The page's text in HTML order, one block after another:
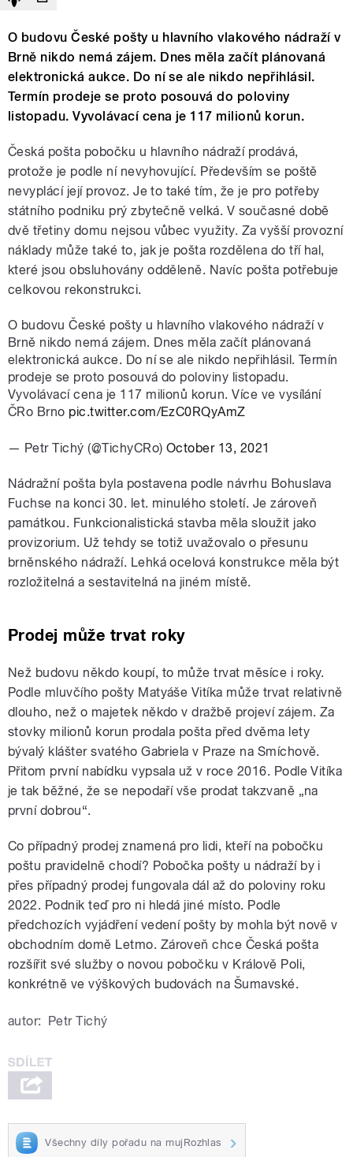
O budovu České pošty u hlavního vlakového nádraží v
Brně nikdo nemá zájem. Dnes měla začít plánovaná
elektronická aukce. Do ní se ale nikdo nepřihlásil.
Termín prodeje se proto posouvá do poloviny
listopadu. Vyvolávací cena je 117 milionů korun.
Česká pošta pobočku u hlavního nádraží prodává,
protože je podle ní nevyhovující. Především se poště
nevyplácí její provoz. Je to také tím, že je pro potřeby
státního podniku prý zbytečně velká. V současné době
dvě třetiny domu nejsou vůbec využity. Za vyšší provozní
náklady může také to, jak je pošta rozdělena do tří hal,
které jsou obsluhovány odděleně. Navíc pošta potřebuje
celkovou rekonstrukci.
O budovu České pošty u hlavního vlakového nádraží v
Brně nikdo nemá zájem. Dnes měla začít plánovaná
elektronická aukce. Do ní se ale nikdo nepřihlásil. Termín
prodeje se proto posouvá do poloviny listopadu.
Vyvolávací cena je 117 milionů korun. Více ve vysílání
ČRo Brno pic.twitter.com/EzC0RQyAmZ
— Petr Tichý (@TichyCRo) October 13, 2021
Nádražní pošta byla postavena podle návrhu Bohuslava
Fuchse na konci 30. let. minulého století. Je zároveň
památkou. Funkcionalistická stavba měla sloužit jako
provizorium. Už tehdy se totiž uvažovalo o přesunu
brněnského nádraží. Lehká ocelová konstrukce měla být
rozložitelná a sestavitelná na jiném místě.
Prodej může trvat roky
Než budovu někdo koupí, to může trvat měsíce i roky.
Podle mluvčího pošty Matyáše Vitíka může trvat relativně
dlouho, než o majetek někdo v dražbě projeví zájem. Za
stovky milionů korun prodala pošta před dvěma lety
bývalý klášter svatého Gabriela v Praze na Smíchově.
Přitom první nabídku vypsala už v roce 2016. Podle Vitíka
je tak běžné, že se nepodaří vše prodat takzvaně „na
první dobrou“.
Co případný prodej znamená pro lidi, kteří na pobočku
poštu pravidelně chodí? Pobočka pošty u nádraží by i
přes případný prodej fungovala dál až do poloviny roku
2022. Podnik teď pro ni hledá jiné místo. Podle
předchozích vyjádření vedení pošty by mohla být nově v
obchodním domě Letmo. Zároveň chce Česká pošta
rozšířit své služby o novou pobočku v Králově Poli,
konkrétně ve výškových budovách na Šumavské.
autor: Petr Tichý
Všechny díly pořadu na mujRozhlas